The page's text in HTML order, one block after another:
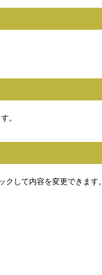
。
して内容を変更できます。